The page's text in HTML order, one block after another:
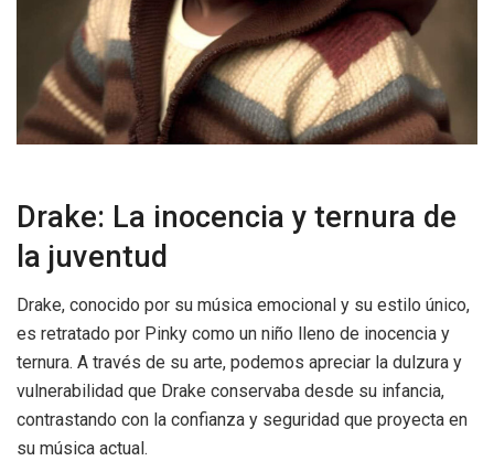
Drake: La inocencia y ternura de
la juventud
Drake, conocido por su música emocional y su estilo único,
es retratado por Pinky como un niño lleno de inocencia y
ternura. A través de su arte, podemos apreciar la dulzura y
vulnerabilidad que Drake conservaba desde su infancia,
contrastando con la confianza y seguridad que proyecta en
su música actual.